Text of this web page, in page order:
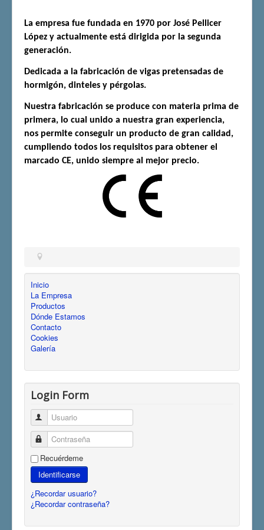
La empresa fue fundada en 1970 por José Pellicer
López y actualmente está dirigida por la segunda
generación.
Dedicada a la fabricación de vigas pretensadas de
hormigón, dinteles y pérgolas.
Nuestra fabricación se produce con materia prima de
primera, lo cual unido a nuestra gran experiencia,
nos permite conseguir un producto de gran calidad,
cumpliendo todos los requisitos para obtener el
marcado CE, unido siempre al mejor precio.
Inicio
La Empresa
Productos
Dónde Estamos
Contacto
Cookies
Galería
Login Form
Usuario
Contraseña
Recuérdeme
Identificarse
¿Recordar usuario?
¿Recordar contraseña?